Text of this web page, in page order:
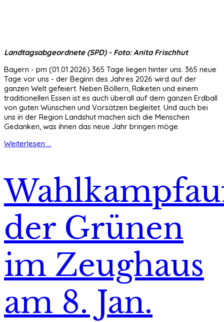
Landtagsabgeordnete (SPD) - Foto: Anita Frischhut
Bayern - pm (01.01.2026) 365 Tage liegen hinter uns. 365 neue
Tage vor uns - der Beginn des Jahres 2026 wird auf der
ganzen Welt gefeiert. Neben Böllern, Raketen und einem
traditionellen Essen ist es auch überall auf dem ganzen Erdball
von guten Wünschen und Vorsätzen begleitet. Und auch bei
uns in der Region Landshut machen sich die Menschen
Gedanken, was ihnen das neue Jahr bringen möge.
Weiterlesen ...
der Grünen
im Zeughaus
am 8. Jan.